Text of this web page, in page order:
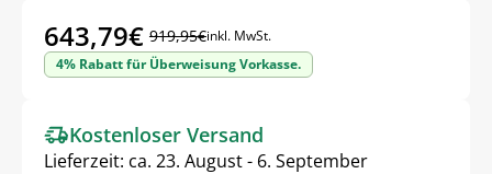
919,95€
Ursprünglicher
Preis
919,95€
643,79€
Aktueller
Preis
643,79€.
inkl. MwSt.
4% Rabatt für Überweisung Vorkasse.
Kostenloser Versand
Lieferzeit: ca. 23. August - 6. September